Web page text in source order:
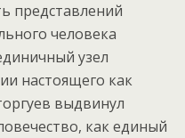
представлений
человека
узел
настоящего как
выдвинул
как единый